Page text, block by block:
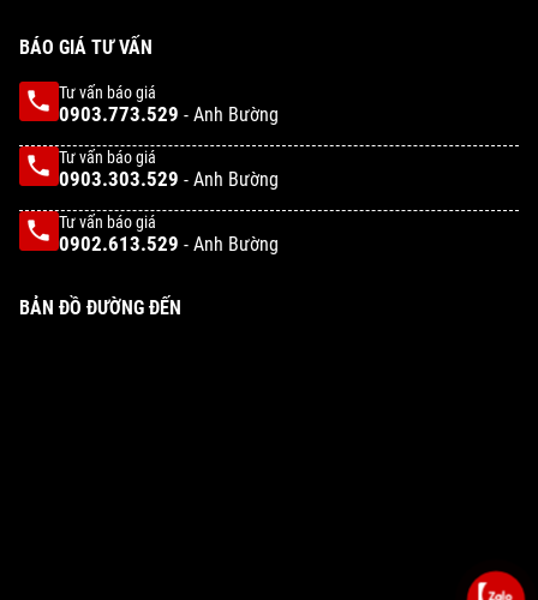
BÁO GIÁ TƯ VẤN
Tư vấn báo giá
0903.773.529 - Anh Bường
Tư vấn báo giá
0903.303.529 - Anh Bường
Tư vấn báo giá
0902.613.529 - Anh Bường
BẢN ĐỒ ĐƯỜNG ĐẾN